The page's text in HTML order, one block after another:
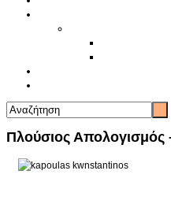
Πλούσιος